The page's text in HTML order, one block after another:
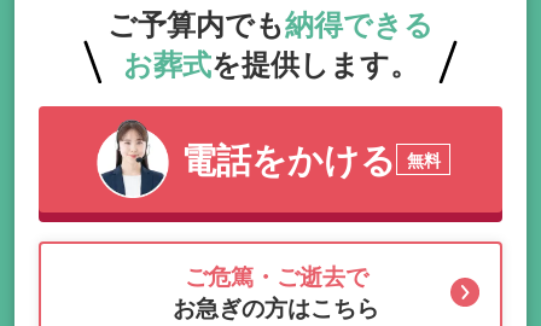
ご予算内でも納得できる
お葬式を提供します。
電話をかける 無料
ご危篤・ご逝去で
お急ぎの方はこちら